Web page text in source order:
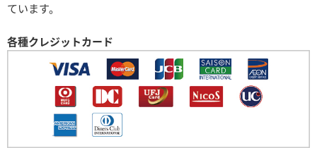
ています。
各種クレジットカード